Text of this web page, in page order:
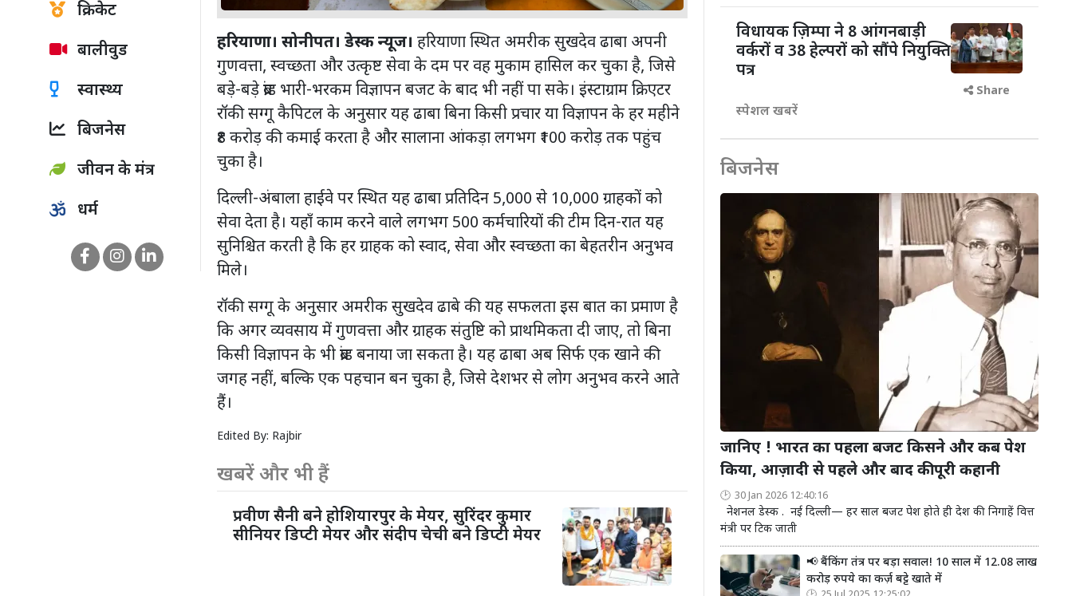
क्रिकेट
बालीवुड
स्वास्थ्य
बिजनेस
जीवन के मंत्र
धर्म
हरियाणा। सोनीपत। डेस्क न्यूज। हरियाणा स्थित अमरीक सुखदेव ढाबा अपनी
गुणवत्ता, स्वच्छता और उत्कृष्ट सेवा के दम पर वह मुकाम हासिल कर चुका है, जिसे
बड़े-बड़े ब्रांड भारी-भरकम विज्ञापन बजट के बाद भी नहीं पा सके। इंस्टाग्राम क्रिएटर
रॉकी सग्गू कैपिटल के अनुसार यह ढाबा बिना किसी प्रचार या विज्ञापन के हर महीने
₹8 करोड़ की कमाई करता है और सालाना आंकड़ा लगभग ₹100 करोड़ तक पहुंच
चुका है।
दिल्ली-अंबाला हाईवे पर स्थित यह ढाबा प्रतिदिन 5,000 से 10,000 ग्राहकों को
सेवा देता है। यहाँ काम करने वाले लगभग 500 कर्मचारियों की टीम दिन-रात यह
सुनिश्चित करती है कि हर ग्राहक को स्वाद, सेवा और स्वच्छता का बेहतरीन अनुभव
मिले।
रॉकी सग्गू के अनुसार अमरीक सुखदेव ढाबे की यह सफलता इस बात का प्रमाण है
कि अगर व्यवसाय में गुणवत्ता और ग्राहक संतुष्टि को प्राथमिकता दी जाए, तो बिना
किसी विज्ञापन के भी ब्रांड बनाया जा सकता है। यह ढाबा अब सिर्फ एक खाने की
जगह नहीं, बल्कि एक पहचान बन चुका है, जिसे देशभर से लोग अनुभव करने आते
हैं।
Edited By: Rajbir
खबरें और भी हैं
प्रवीण सैनी बने होशियारपुर के मेयर, सुरिंदर कुमार
सीनियर डिप्टी मेयर और संदीप चेची बने डिप्टी मेयर
विधायक ज़िम्पा ने 8 आंगनबाड़ी
वर्करों व 38 हेल्परों को सौंपे नियुक्ति
पत्र
स्पेशल खबरें
Share
बिजनेस
जानिए ! भारत का पहला बजट किसने और कब पेश
किया, आज़ादी से पहले और बाद की पूरी कहानी
30 Jan 2026 12:40:16
नेशनल डेस्क . नई दिल्ली— हर साल बजट पेश होते ही देश की निगाहें वित्त
मंत्री पर टिक जाती
📢 बैंकिंग तंत्र पर बड़ा सवाल! 10 साल में 12.08 लाख
करोड़ रुपये का कर्ज़ बट्टे खाते में